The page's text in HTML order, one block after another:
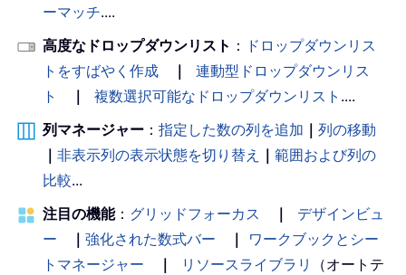
ーマッチ....
高度なドロップダウンリスト ： ドロップダウンリス
トをすばやく作成
｜
連動型ドロップダウンリス
ト
｜ 複数選択可能なドロップダウンリスト ....
列マネージャー ： 指定した数の列を追加 ｜ 列の移動
｜ 非表示列の表示状態を切り替え ｜ 範囲および列の
比較...
注目の機能： グリッドフォーカス ｜
デザインビュ
ー
｜ 強化された数式バー ｜
ワークブックとシー
トマネージャー
｜ リソースライブラリ
（オートテ